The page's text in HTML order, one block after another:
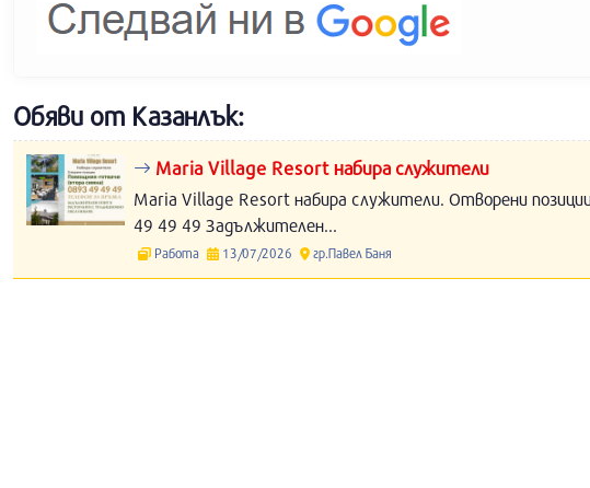
Обяви от Казанлък:
Maria Village Resort набира служители
Maria Village Resort набира служители. Отворени
49 49 49 Задължителен...
Работа 13/07/2026 гр.Павел Баня